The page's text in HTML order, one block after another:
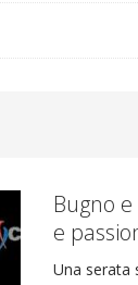
CYCLING
CYCLING NEWS
Bugno
e
Una serata